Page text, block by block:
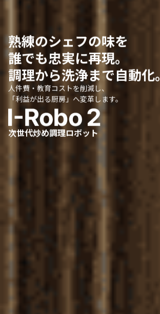
熟練のシェフの味を
誰でも忠実に再現。
調理から洗浄まで自動化。
人件費・教育コストを削減し、
「利益が出る厨房」へ変革します。
次世代炒め調理ロボット